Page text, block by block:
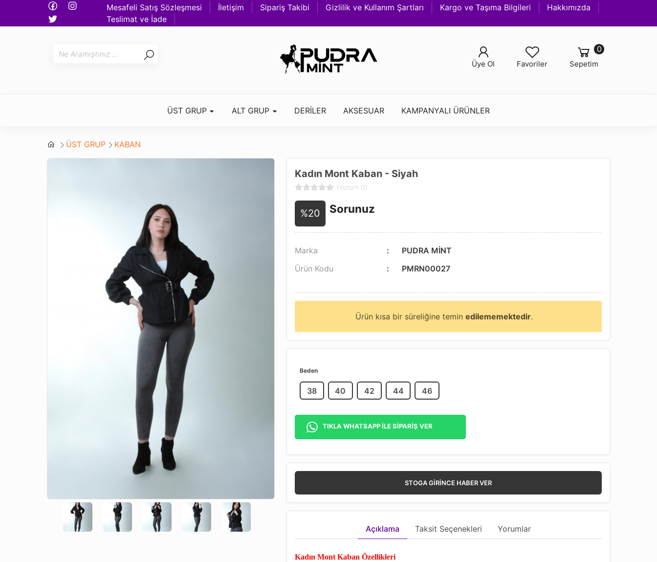
Mesafeli Satış Sözleşmesi İletişim Sipariş Takibi Gizlilik ve Kullanım Şartları Kargo ve Taşıma Bilgileri
Hakkımızda
Teslimat ve İade
Sepetim
0
Favoriler
Üye Ol
ÜST GRUP ALT GRUP DERİLER AKSESUAR KAMPANYALI ÜRÜNLER
ÜST GRUP KABAN
Kadın Mont Kaban - Siyah
(Yorum 0)
%20 Sorunuz
Marka
PUDRA MİNT
Ürün Kodu
PMRN00027
Ürün kısa bir süreliğine teminedilememektedir.
Beden
38 40 42 44 46
TIKLA WHATSAPP İLE SİPARİŞ VER
STOGA GIRINCE HABER VER
Açıklama Taksit Seçenekleri Yorumlar
Kadın Mont Kaban Özellikleri